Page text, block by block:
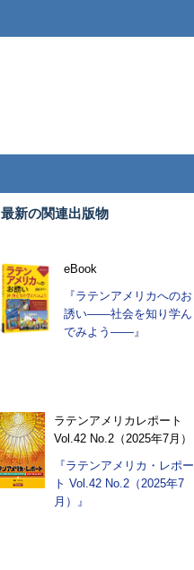
最新の関連出版物
eBook
『ラテンアメリカへのお
誘い――社会を知り学ん
でみよう――』
ラテンアメリカレポート
Vol.42 No.2（2025年7月）
『ラテンアメリカ・レポー
ト Vol.42 No.2（2025年7
月）』